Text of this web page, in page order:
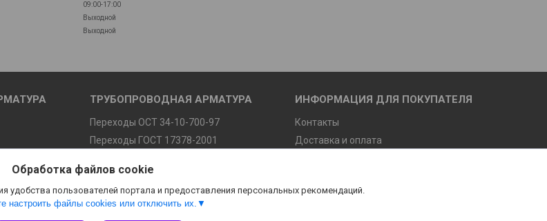
09:00-17:00
Выходной
Выходной
ТРУБОПРОВОДНАЯ АРМАТУРА
Переходы ОСТ 34-10-700-97
Переходы ГОСТ 17378-2001
ИНФОРМАЦИЯ ДЛЯ ПОКУПАТЕЛЯ
Контакты
Доставка и оплата
Обработка файлов cookie
пользователей портала и предоставления персональных рекомендаций.
настроить файлы cookies или отключить их.